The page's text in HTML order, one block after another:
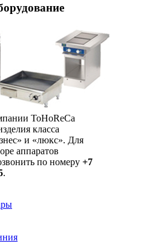
ToHoReCa
класса
и «люкс». Для
аппаратов
по номеру +7
.